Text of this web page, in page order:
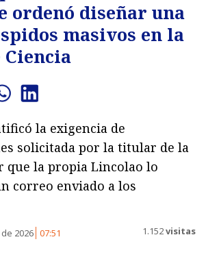
ordenó diseñar una
masivos en la
la exigencia de
solicitada por la titular de la
que la propia Lincolao lo
correo enviado a los
2026 07:51 1.152visitas